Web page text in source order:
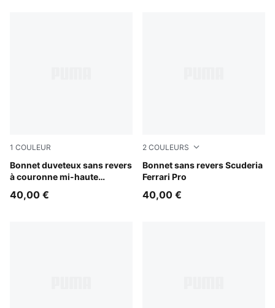
1 COULEUR
Bonnet duveteux sans revers
à couronne mi-haute
Lime Pow-Mustard Seed-Red Flash
40,00 €
2 COULEURS
Bonnet sans revers Scuderia
Ferrari Pro
Puma Black
40,00 €